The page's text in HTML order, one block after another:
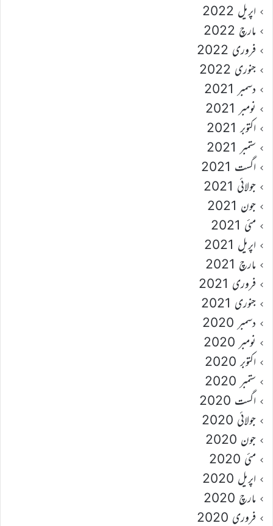
اپریل 2022
مارچ 2022
فروری 2022
جنوری 2022
دسمبر 2021
نومبر 2021
اکتوبر 2021
ستمبر 2021
اگست 2021
جولائی 2021
جون 2021
مئی 2021
اپریل 2021
مارچ 2021
فروری 2021
جنوری 2021
دسمبر 2020
نومبر 2020
اکتوبر 2020
ستمبر 2020
اگست 2020
جولائی 2020
جون 2020
مئی 2020
اپریل 2020
مارچ 2020
فروری 2020